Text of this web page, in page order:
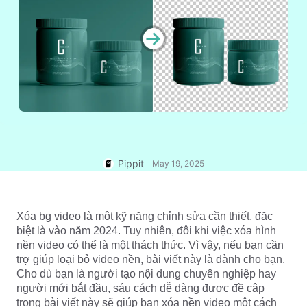
Chỉnh sửa ngay
Dễ dàng tạo hình ảnh sản phẩm
Shopify, TikTok Shop, Amazon và
các sàn thương mại điện tử khác.
Trung tâm Trợ giúp
Tài khoản Người dùng
Quản lý Tài sản
Xuất bản và Phân tích
7 Ý tưởng Áp phích Quảng cáo
Mẹo Kinh doanh
Áp phích Sản phẩm được Hỗ
trợ bởi AI
5 Loại Video Kinh doanh Hàng
Tạo Ảnh Bìa Facebook
Hướng dẫn Quảng cáo Video
TikTok
Cách Cắt Video YouTube
Cắt Video cho Instagram
Pippit May 19, 2025
Xóa bg video là một kỹ năng chỉnh sửa cần thiết, đặc
biệt là vào năm 2024. Tuy nhiên, đôi khi việc xóa hình
nền video có thể là một thách thức. Vì vậy, nếu bạn cần
trợ giúp loại bỏ video nền, bài viết này là dành cho bạn.
Cho dù bạn là người tạo nội dung chuyên nghiệp hay
người mới bắt đầu, sáu cách dễ dàng được đề cập
trong bài viết này sẽ giúp bạn xóa nền video một cách